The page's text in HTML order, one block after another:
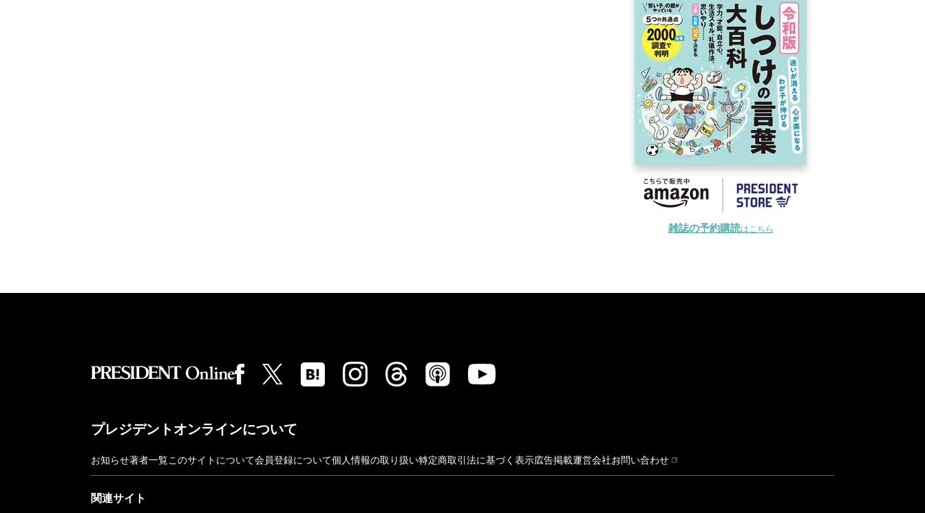
雑誌の予約購読はこちら
プレジデントオンラインについて
お知らせ著者一覧このサイトについて会員登録について個人情報の取り扱い特定商取引法に基づく表示広告掲載運営会社お問い合わせ
関連サイト